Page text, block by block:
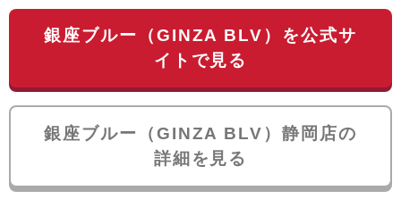
銀座ブルー（GINZA BLV）を公式サ
イトで見る
銀座ブルー（GINZA BLV）静岡店の
詳細を見る